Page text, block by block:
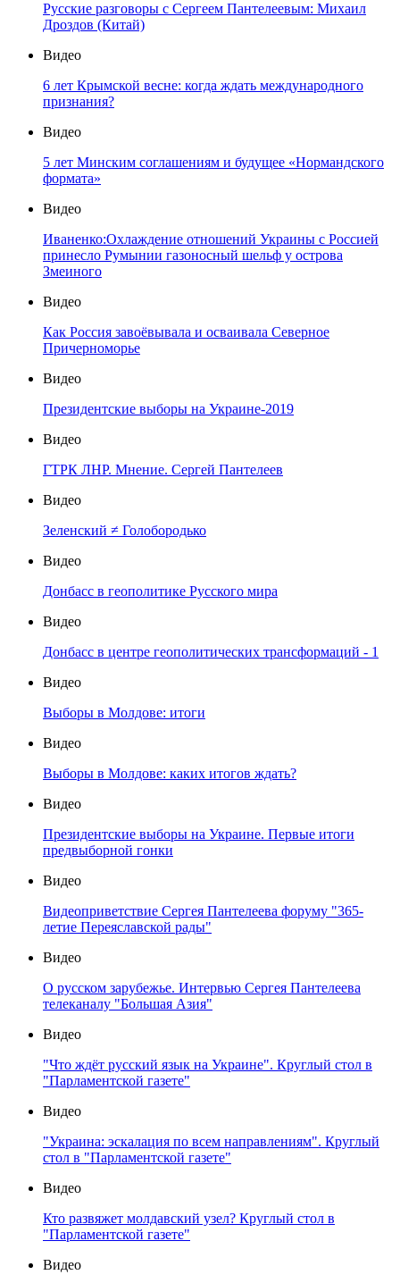
Русские разговоры с Сергеем Пантелеевым: Михаил
Дроздов (Китай)
Видео
6 лет Крымской весне: когда ждать международного
признания?
Видео
5 лет Минским соглашениям и будущее «Нормандского
формата»
Видео
Иваненко:Охлаждение отношений Украины с Россией
принесло Румынии газоносный шельф у острова
Змеиного
Видео
Как Россия завоёвывала и осваивала Северное
Причерноморье
Видео
Президентские выборы на Украине-2019
Видео
ГТРК ЛНР. Мнение. Сергей Пантелеев
Видео
Зеленский ≠ Голобородько
Видео
Донбасс в геополитике Русского мира
Видео
Донбасс в центре геополитических трансформаций - 1
Видео
Выборы в Молдове: итоги
Видео
Выборы в Молдове: каких итогов ждать?
Видео
Президентские выборы на Украине. Первые итоги
предвыборной гонки
Видео
Видеоприветствие Сергея Пантелеева форуму "365-
летие Переяславской рады"
Видео
О русском зарубежье. Интервью Сергея Пантелеева
телеканалу "Большая Азия"
Видео
"Что ждёт русский язык на Украине". Круглый стол в
"Парламентской газете"
Видео
"Украина: эскалация по всем направлениям". Круглый
стол в "Парламентской газете"
Видео
Кто развяжет молдавский узел? Круглый стол в
"Парламентской газете"
Видео